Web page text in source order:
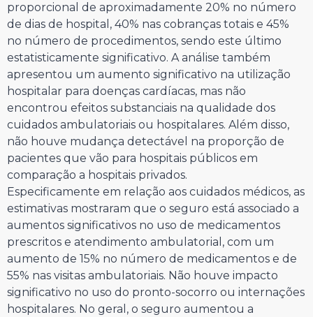
proporcional de aproximadamente 20% no número
de dias de hospital, 40% nas cobranças totais e 45%
no número de procedimentos, sendo este último
estatisticamente significativo. A análise também
apresentou um aumento significativo na utilização
hospitalar para doenças cardíacas, mas não
encontrou efeitos substanciais na qualidade dos
cuidados ambulatoriais ou hospitalares. Além disso,
não houve mudança detectável na proporção de
pacientes que vão para hospitais públicos em
comparação a hospitais privados.
Especificamente em relação aos cuidados médicos, as
estimativas mostraram que o seguro está associado a
aumentos significativos no uso de medicamentos
prescritos e atendimento ambulatorial, com um
aumento de 15% no número de medicamentos e de
55% nas visitas ambulatoriais. Não houve impacto
significativo no uso do pronto-socorro ou internações
hospitalares. No geral, o seguro aumentou a